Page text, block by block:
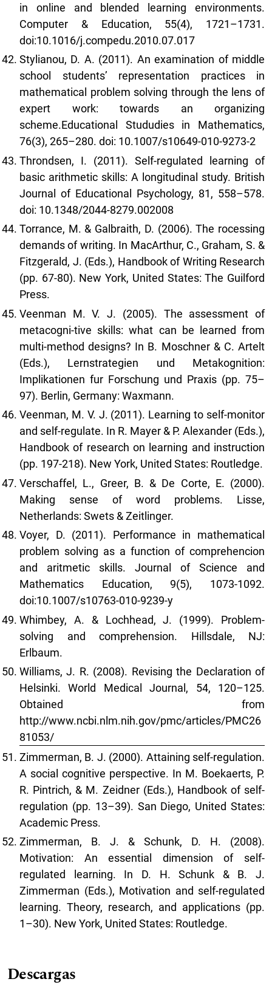
in online and blended learning environments.
Computer & Education, 55(4), 1721–1731.
doi:10.1016/j.compedu.2010.07.017
Stylianou, D. A. (2011). An examination of middle
school students’ representation practices in
mathematical problem solving through the lens of
expert work: towards an organizing
scheme.Educational Stududies in Mathematics,
76(3), 265–280. doi: 10.1007/s10649-010-9273-2
Throndsen, I. (2011). Self-regulated learning of
basic arithmetic skills: A longitudinal study. British
Journal of Educational Psychology, 81, 558–578.
doi: 10.1348/2044-8279.002008
Torrance, M. & Galbraith, D. (2006). The rocessing
demands of writing. In MacArthur, C., Graham, S. &
Fitzgerald, J. (Eds.), Handbook of Writing Research
(pp. 67-80). New York, United States: The Guilford
Press.
Veenman M. V. J. (2005). The assessment of
metacogni-tive skills: what can be learned from
multi-method designs? In B. Moschner & C. Artelt
(Eds.), Lernstrategien und Metakognition:
Implikationen fur Forschung und Praxis (pp. 75–
97). Berlin, Germany: Waxmann.
Veenman, M. V. J. (2011). Learning to self-monitor
and self-regulate. In R. Mayer & P. Alexander (Eds.),
Handbook of research on learning and instruction
(pp. 197-218). New York, United States: Routledge.
Verschaffel, L., Greer, B. & De Corte, E. (2000).
Making sense of word problems. Lisse,
Netherlands: Swets & Zeitlinger.
Voyer, D. (2011). Performance in mathematical
problem solving as a function of comprehencion
and aritmetic skills. Journal of Science and
Mathematics Education, 9(5), 1073-1092.
doi:10.1007/s10763-010-9239-y
Whimbey, A. & Lochhead, J. (1999). Problem-
solving and comprehension. Hillsdale, NJ:
Erlbaum.
Williams, J. R. (2008). Revising the Declaration of
Helsinki. World Medical Journal, 54, 120–125.
Obtained from
http://www.ncbi.nlm.nih.gov/pmc/articles/PMC26
81053/
Zimmerman, B. J. (2000). Attaining self-regulation.
A social cognitive perspective. In M. Boekaerts, P.
R. Pintrich, & M. Zeidner (Eds.), Handbook of self-
regulation (pp. 13–39). San Diego, United States:
Academic Press.
Zimmerman, B. J. & Schunk, D. H. (2008).
Motivation: An essential dimension of self-
regulated learning. In D. H. Schunk & B. J.
Zimmerman (Eds.), Motivation and self-regulated
learning. Theory, research, and applications (pp.
1–30). New York, United States: Routledge.
Descargas